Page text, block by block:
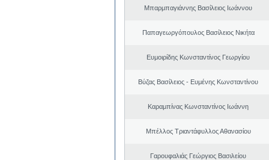
Μπαρμπαγιάννης Βασίλειος Ιωάννου
Παπαγεωργόπουλος Βασίλειος Νικήτα
Ευμοιρίδης Κωνσταντίνος Γεωργίου
Βύζας Βασίλειος - Ευμένης Κωνσταντίνου
Καραμπίνας Κωνσταντίνος Ιωάννη
Μπέλλος Τριαντάφυλλος Αθανασίου
Γαρουφαλιάς Γεώργιος Βασιλείου